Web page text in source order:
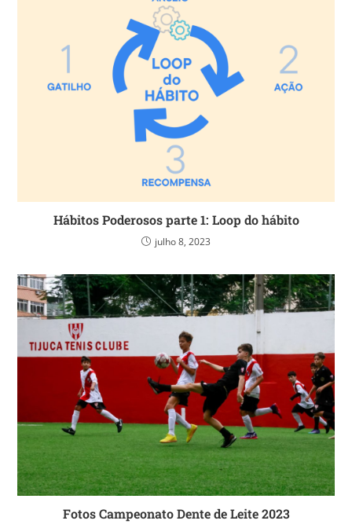
Hábitos Poderosos parte 1: Loop do hábito
julho 8, 2023
Fotos Campeonato Dente de Leite 2023